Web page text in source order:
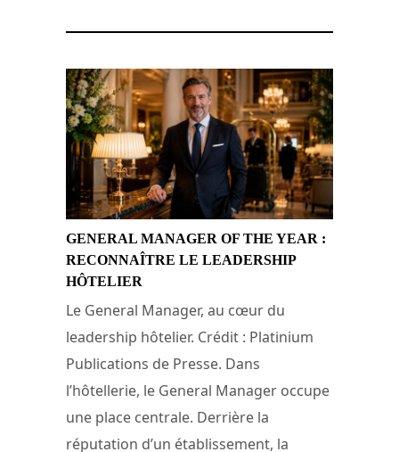
GENERAL MANAGER OF THE YEAR :
RECONNAÎTRE LE LEADERSHIP
HÔTELIER
Le General Manager, au cœur du
leadership hôtelier. Crédit : Platinium
Publications de Presse. Dans
l’hôtellerie, le General Manager occupe
une place centrale. Derrière la
réputation d’un établissement, la